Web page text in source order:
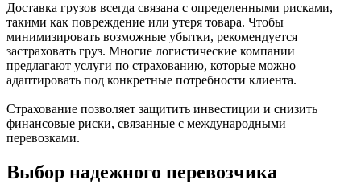
Доставка грузов всегда связана с определенными рисками,
такими как повреждение или утеря товара. Чтобы
минимизировать возможные убытки, рекомендуется
застраховать груз. Многие логистические компании
предлагают услуги по страхованию, которые можно
адаптировать под конкретные потребности клиента.
Страхование позволяет защитить инвестиции и снизить
финансовые риски, связанные с международными
перевозками.
Выбор надежного перевозчика